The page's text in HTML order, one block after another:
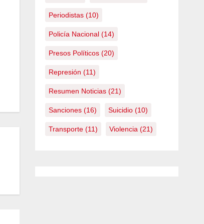
Periodistas(10)
Policía Nacional(14)
Presos Políticos(20)
Represión (11)
Resumen Noticias(21)
Sanciones(16) Suicidio(10)
Transporte(11) Violencia (21)